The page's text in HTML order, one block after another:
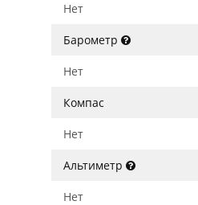
Нет
Барометр
Нет
Компас
Нет
Альтиметр
Нет